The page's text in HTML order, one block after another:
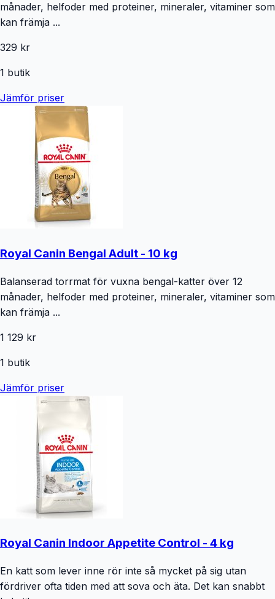
månader, helfoder med proteiner, mineraler, vitaminer som
kan främja ...
329 kr
1 butik
Jämför priser
Royal Canin Bengal Adult - 10 kg
Balanserad torrmat för vuxna bengal-katter över 12
månader, helfoder med proteiner, mineraler, vitaminer som
kan främja ...
1 129 kr
1 butik
Jämför priser
Royal Canin Indoor Appetite Control - 4 kg
En katt som lever inne rör inte så mycket på sig utan
fördriver ofta tiden med att sova och äta. Det kan snabbt